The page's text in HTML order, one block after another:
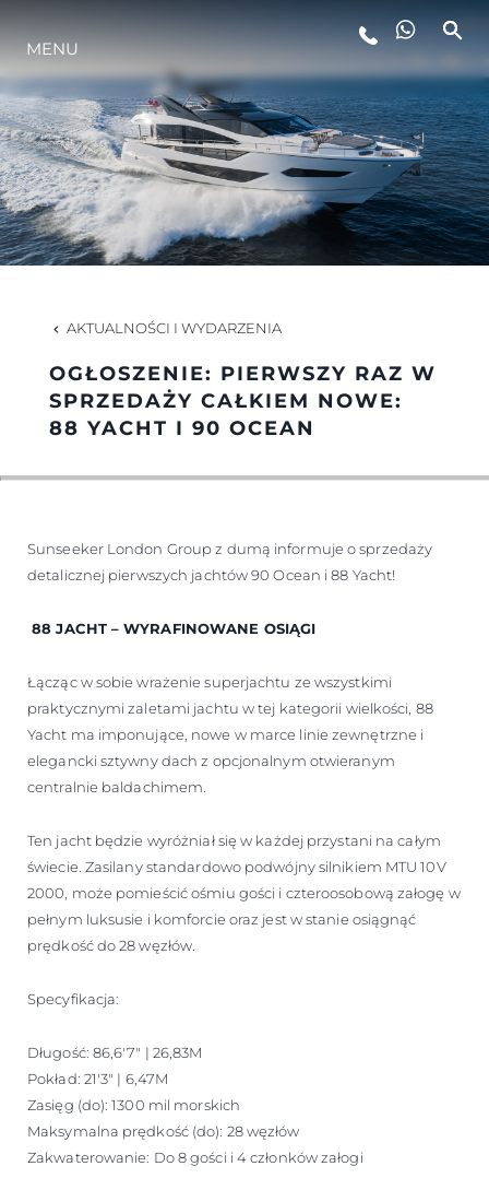
STYL ŻYCIA
INNOWACJA
PRZEDSIĘBIORSTWO
ZESPÓŁ
TRADYCJA
WYCEŃ SWOJĄ ŁÓDŹ
MENU
AKTUALNOŚCI I WYDARZENIA
OGŁOSZENIE: PIERWSZY RAZ W
SPRZEDAŻY CAŁKIEM NOWE:
88 YACHT I 90 OCEAN
Sunseeker London Group z dumą informuje o sprzedaży
detalicznej pierwszych jachtów 90 Ocean i 88 Yacht!
88 JACHT – WYRAFINOWANE OSIĄGI
Łącząc w sobie wrażenie superjachtu ze wszystkimi
praktycznymi zaletami jachtu w tej kategorii wielkości, 88
Yacht ma imponujące, nowe w marce linie zewnętrzne i
elegancki sztywny dach z opcjonalnym otwieranym
centralnie baldachimem.
Ten jacht będzie wyróżniał się w każdej przystani na całym
świecie. Zasilany standardowo podwójny silnikiem MTU 10V
2000, może pomieścić ośmiu gości i czteroosobową załogę w
pełnym luksusie i komforcie oraz jest w stanie osiągnąć
prędkość do 28 węzłów.
Specyfikacja:
Długość: 86,6'7" | 26,83M
Pokład: 21'3" | 6,47M
Zasięg (do): 1300 mil morskich
Maksymalna prędkość (do): 28 węzłów
Zakwaterowanie: Do 8 gości i 4 członków załogi